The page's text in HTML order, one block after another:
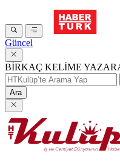
Güncel
BİRKAÇ KELİME
Ara